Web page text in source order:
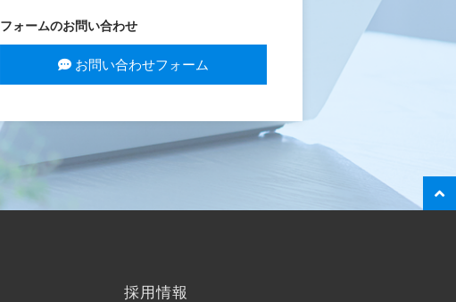
フォームのお問い合わせ
お問い合わせフォーム
採用情報